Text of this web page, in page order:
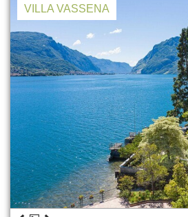
VILLA VASSENA